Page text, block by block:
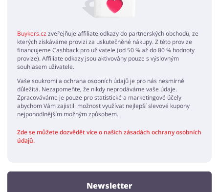
Buykers.cz zveřejňuje affiliate odkazy do partnerských obchodů, ze
kterých získáváme provizi za uskutečněné nákupy. Z této provize
financujeme Cashback pro uživatele (od 50 % až do 80 % hodnoty
provize). Affiliate odkazy jsou aktivovány pouze s výslovným
souhlasem uživatele.
Vaše soukromí a ochrana osobních údajů je pro nás nesmírně
důležitá. Nezapomeňte, že nikdy neprodáváme vaše údaje.
Zpracováváme je pouze pro statistické a marketingové účely
abychom Vám zajistili možnost využívat nejlepší slevové kupony
nejpohodlnějším možným způsobem.
Zde se můžete dozvědět více o našich zásadách ochrany osobních
údajů.
Newsletter